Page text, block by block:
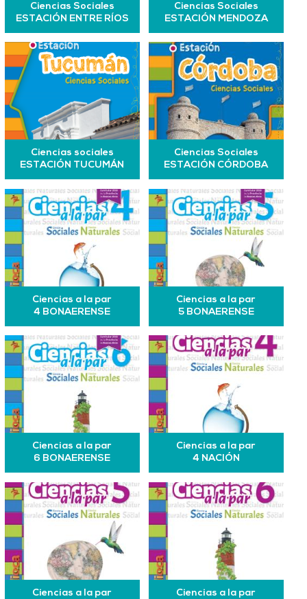
Ciencias Sociales
ESTACIÓN ENTRE RÍOS
Ciencias Sociales
ESTACIÓN MENDOZA
Ciencias sociales
ESTACIÓN TUCUMÁN
Ciencias Sociales
ESTACIÓN CÓRDOBA
Ciencias a la par
4 BONAERENSE
Ciencias a la par
5 BONAERENSE
Ciencias a la par
6 BONAERENSE
Ciencias a la par
4 NACIÓN
Ciencias a la par
Ciencias a la par